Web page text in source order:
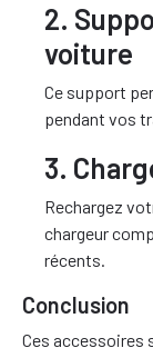
2.
voiture
Ce support
pendant vos
3.
Rechargez
chargeur
récents.
Conclusion
Ces accessoires